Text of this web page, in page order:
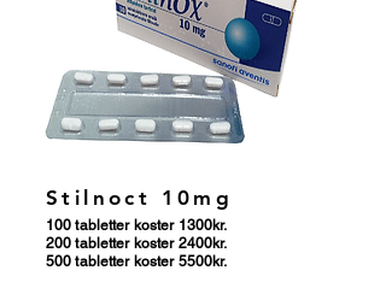
Stilnoct 10mg
100 tabletter koster 1300kr.
200 tabletter koster 2400kr.
500 tabletter koster 5500kr.